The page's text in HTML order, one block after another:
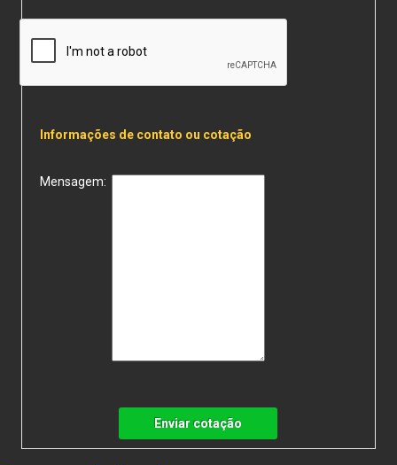
Informações de contato ou cotação
Mensagem:
Enviar cotação